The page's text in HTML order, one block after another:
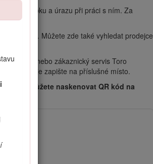
výrobku a úrazu při práci s ním. Za
Můžete zde také vyhledat prodejce
prodejce nebo zákaznický servis Toro
Tyto údaje zapište na příslušné místo.
můžete naskenovat QR kód na